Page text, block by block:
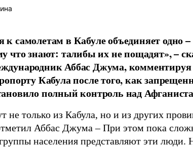
самолетам в Кабуле объединяет одно –
что знают: талибы их не пощадят», –
Аббас Джума,
Кабула после того, как
полный контроль над
не только из Кабула, но и из других
Аббас Джума – При этом пока
населения представляют эти люди.